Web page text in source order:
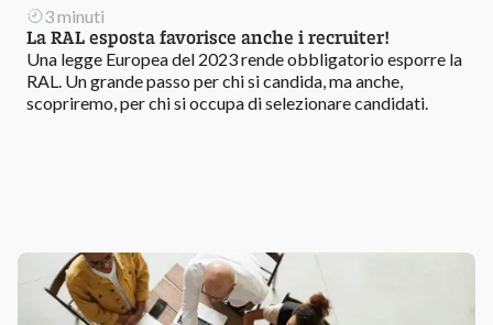
3 minuti
La RAL esposta favorisce anche i recruiter!
Una legge Europea del 2023 rende obbligatorio esporre la
RAL. Un grande passo per chi si candida, ma anche,
scopriremo, per chi si occupa di selezionare candidati.